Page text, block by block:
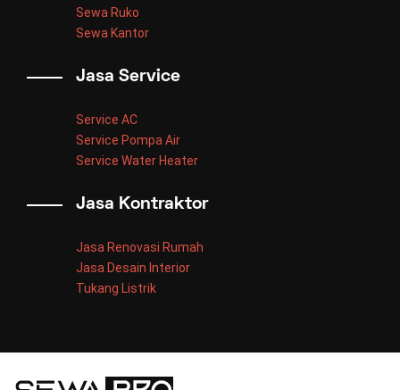
Sewa Ruko
Sewa Kantor
Jasa Service
Service AC
Service Pompa Air
Service Water Heater
Jasa Kontraktor
Jasa Renovasi Rumah
Jasa Desain Interior
Tukang Listrik